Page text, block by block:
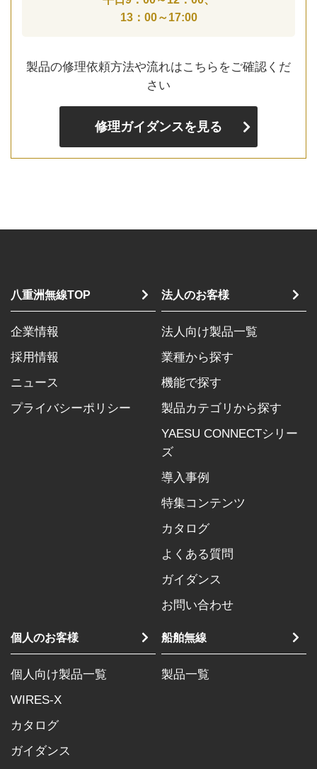
13：00～17:00
製品の修理依頼方法や流れはこちらをご確認くだ
さい
修理ガイダンスを見る
八重洲無線TOP
企業情報
採用情報
ニュース
プライバシーポリシー
法人のお客様
法人向け製品一覧
業種から探す
機能で探す
製品カテゴリから探す
YAESU CONNECTシリー
ズ
導入事例
特集コンテンツ
カタログ
よくある質問
ガイダンス
お問い合わせ
個人のお客様
個人向け製品一覧
WIRES-X
カタログ
ガイダンス
船舶無線
製品一覧